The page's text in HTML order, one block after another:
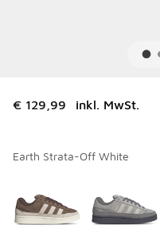
€ 129,99 inkl. MwSt.
Earth Strata-Off White